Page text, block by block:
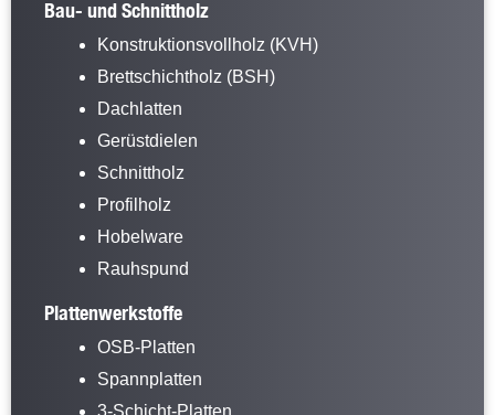
Bau- und Schnittholz
Konstruktionsvollholz (KVH)
Brettschichtholz (BSH)
Dachlatten
Gerüstdielen
Schnittholz
Profilholz
Hobelware
Rauhspund
Plattenwerkstoffe
OSB-Platten
Spannplatten